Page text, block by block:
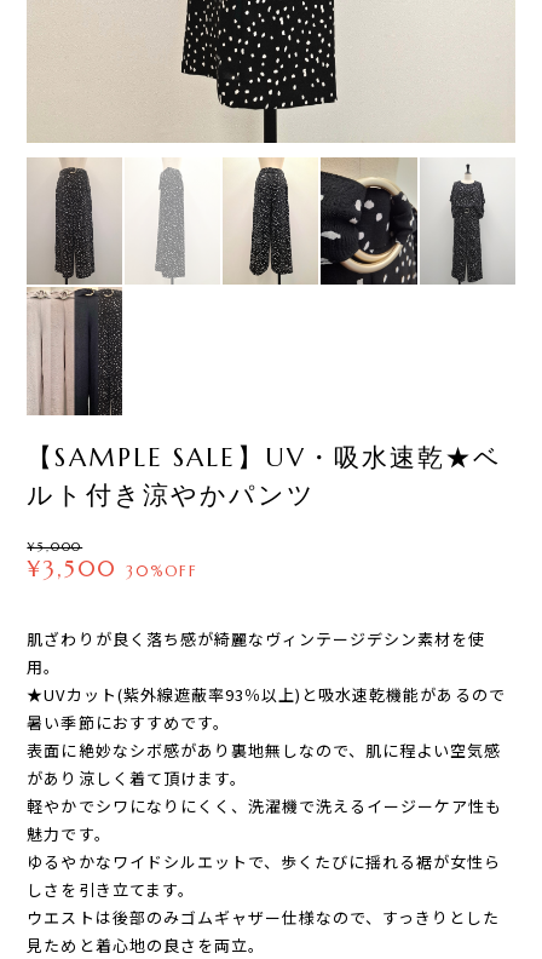
【SAMPLE SALE】UV・吸水速乾★ベ
ルト付き涼やかパンツ
¥5,000
¥3,500 30%OFF
​肌ざわりが良く落ち感が綺麗なヴィンテージデシン素材を使
用。
★UVカット(紫外線遮蔽率93％以上)と吸水速乾機能があるので
暑い季節におすすめです。
表面に絶妙なシボ感があり裏地無しなので、肌に程よい空気感
があり涼しく着て頂けます。
軽やかでシワになりにくく、洗濯機で洗えるイージーケア性も
魅力です。
ゆるやかなワイドシルエットで、歩くたびに揺れる裾が女性ら
しさを引き立てます。
ウエストは後部のみゴムギャザー仕様なので、すっきりとした
見ためと着心地の良さを両立。